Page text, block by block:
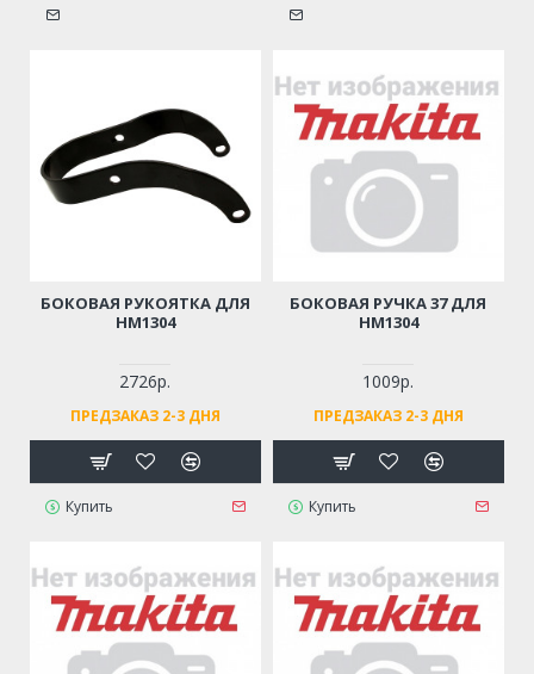
БОКОВАЯ РУКОЯТКА ДЛЯ
HM1304
2726р.
ПРЕДЗАКАЗ 2-3 ДНЯ
Купить
БОКОВАЯ РУЧКА 37 ДЛЯ
HM1304
1009р.
ПРЕДЗАКАЗ 2-3 ДНЯ
Купить